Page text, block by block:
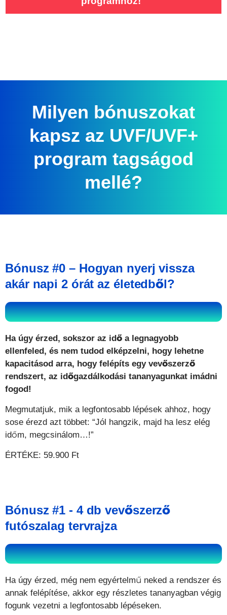
Milyen bónuszokat
kapsz az UVF/UVF+
program tagságod
mellé?
Bónusz #0 – Hogyan nyerj vissza
akár napi 2 órát az életedből?
Ha úgy érzed, sokszor az idő a legnagyobb
ellenfeled, és nem tudod elképzelni, hogy lehetne
kapacitásod arra, hogy felépíts egy vevőszerző
rendszert, az időgazdálkodási tananyagunkat imádni
fogod!
Megmutatjuk, mik a legfontosabb lépések ahhoz, hogy
sose érezd azt többet: “Jól hangzik, majd ha lesz elég
időm, megcsinálom…!”
ÉRTÉKE: 59.900 Ft
Bónusz #1 - 4 db vevőszerző
futószalag tervrajza
Ha úgy érzed, még nem egyértelmű neked a rendszer és
annak felépítése, akkor egy részletes tananyagban végig
fogunk vezetni a legfontosabb lépéseken.